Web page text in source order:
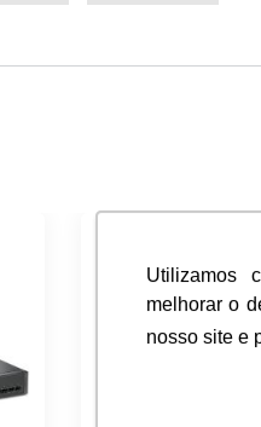
Utilizamos
melhorar o
nosso site e
Utilizamos
melhorar o
nosso site e